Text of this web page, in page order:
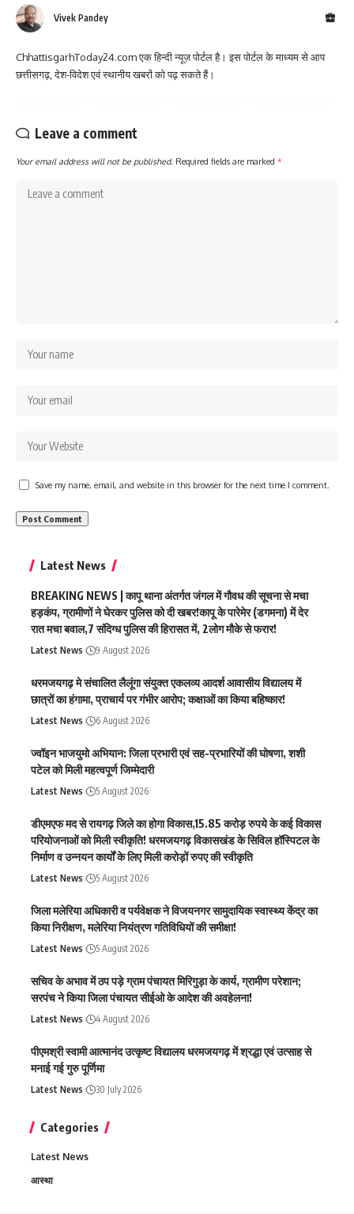
Vivek Pandey
ChhattisgarhToday24.com एक हिन्दी न्यूज़ पोर्टल है। इस पोर्टल के माध्यम से आप
छत्तीसगढ़, देश-विदेश एवं स्थानीय खबरों को पढ़ सकते हैं।
Leave a comment
Your email address will not be published. Required fields are marked *
Save my name, email, and website in this browser for the next time I comment.
Latest News
BREAKING NEWS | कापू थाना अंतर्गत जंगल में गौवध की सूचना से मचा
हड़कंप, ग्रामीणों ने घेरकर पुलिस को दी खबर!कापू के पारेमेर (डगमना) में देर
रात मचा बवाल,7 संदिग्ध पुलिस की हिरासत में, 2लोग मौके से फरार!
Latest News 9 August 2026
धरमजयगढ़ मे संचालित लैलूंगा संयुक्त एकलव्य आदर्श आवासीय विद्यालय में
छात्रों का हंगामा, प्राचार्य पर गंभीर आरोप; कक्षाओं का किया बहिष्कार!
Latest News 6 August 2026
ज्वॉइन भाजयुमो अभियान: जिला प्रभारी एवं सह-प्रभारियों की घोषणा, शशी
पटेल को मिली महत्वपूर्ण जिम्मेदारी
Latest News 5 August 2026
डीएमएफ मद से रायगढ़ जिले का होगा विकास,15.85 करोड़ रुपये के कई विकास
परियोजनाओं को मिली स्वीकृति! धरमजयगढ़ विकासखंड के सिविल हॉस्पिटल के
निर्माण व उन्नयन कार्यों के लिए मिली करोड़ों रुपए की स्वीकृति
Latest News 5 August 2026
जिला मलेरिया अधिकारी व पर्यवेक्षक ने विजयनगर सामुदायिक स्वास्थ्य केंद्र का
किया निरीक्षण, मलेरिया नियंत्रण गतिविधियों की समीक्षा!
Latest News 5 August 2026
सचिव के अभाव में ठप पड़े ग्राम पंचायत मिरिगुड़ा के कार्य, ग्रामीण परेशान;
सरपंच ने किया जिला पंचायत सीईओ के आदेश की अवहेलना!
Latest News 4 August 2026
पीएमश्री स्वामी आत्मानंद उत्कृष्ट विद्यालय धरमजयगढ़ में श्रद्धा एवं उत्साह से
मनाई गई गुरु पूर्णिमा
Latest News 30 July 2026
Categories
Latest News
आस्था